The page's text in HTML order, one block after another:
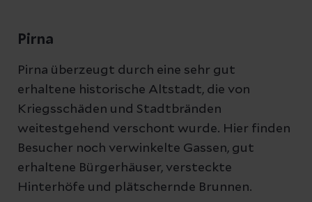
Pirna
Pirna überzeugt durch eine sehr gut
erhaltene historische Altstadt, die von
Kriegsschäden und Stadtbränden
weitestgehend verschont wurde. Hier finden
Besucher noch verwinkelte Gassen, gut
erhaltene Bürgerhäuser, versteckte
Hinterhöfe und plätschernde Brunnen.